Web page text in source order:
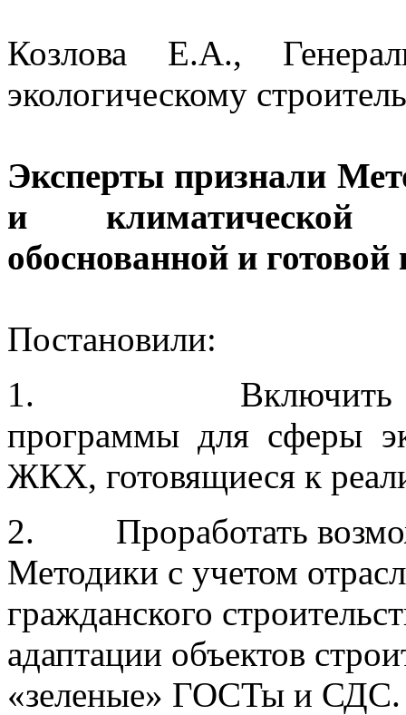
Козлова Е.А.,
экологическому
Эксперты признали
и климатической
обоснованной и
Постановили:
1. Включить
программы для сферы
ЖКХ, готовящиеся к
2. Проработать
Методики с учетом
гражданского
адаптации объектов
«зеленые» ГОСТы и